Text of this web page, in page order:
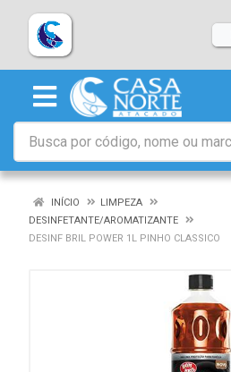
INÍCIO
LIMPEZA
DESINFETANTE/AROMATIZANTE
DESINF BRIL POWER 1L PINHO CLASSICO